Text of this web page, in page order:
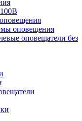
оповещения
оповещатели без